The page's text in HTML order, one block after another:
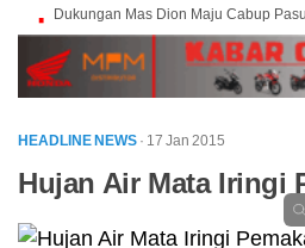
Dukungan Mas Dion Maju Cabup
HEADLINE NEWS · 17 Jan 2015
Hujan Air Mata Iringi